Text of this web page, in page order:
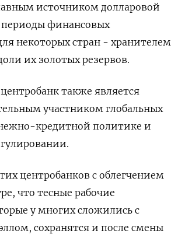
источником долларовой
финансовых
некоторых стран - хранителем
их золотых резервов.
также является
участником глобальных
кредитной политике и
центробанков с облегчением
что тесные ‌рабочие
у многих сложились с
сохранятся и после смены